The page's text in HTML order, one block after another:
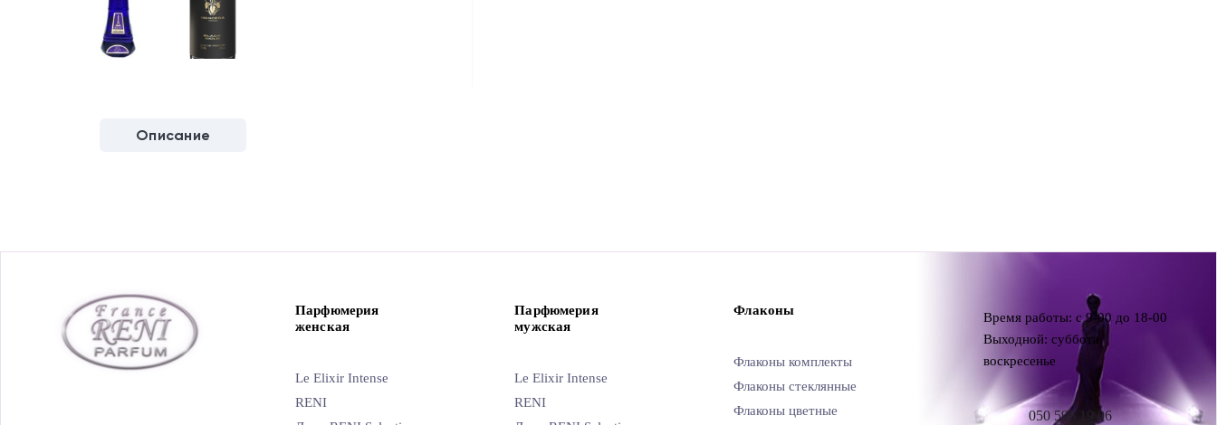
Описание
Парфюмерия
женская
Le Elixir Intense
RENI
Парфюмерия
мужская
Le Elixir Intense
RENI
Флаконы
Флаконы комплекты
Флаконы стеклянные
Флаконы цветные
Время работы: с 9-00 до 18-00
Выходной: суббота,
воскресенье
050 598 19 06